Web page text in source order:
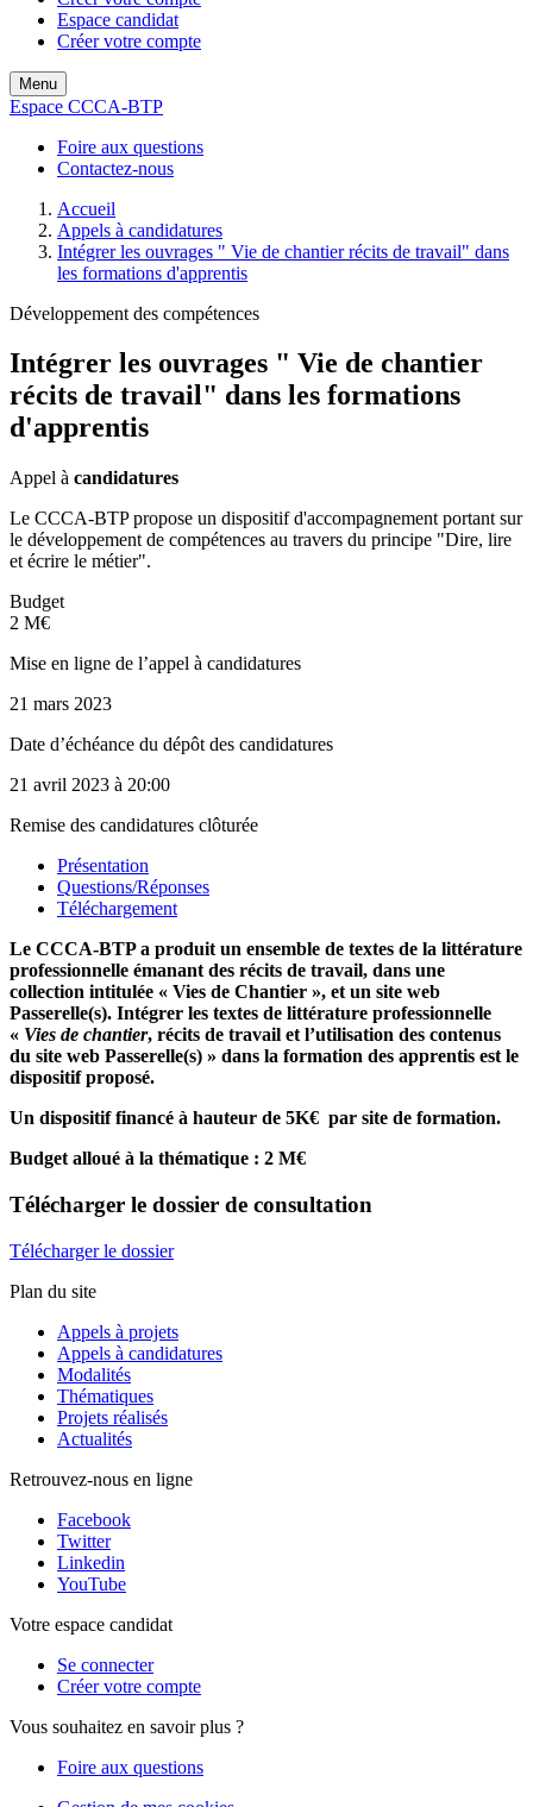
Espace candidat
Créer votre compte
Menu
Espace CCCA-BTP
Foire aux questions
Contactez-nous
Accueil
Appels à candidatures
Intégrer les ouvrages " Vie de chantier récits de travail" dans
les formations d'apprentis
Développement des compétences
Intégrer les ouvrages " Vie de chantier
récits de travail" dans les formations
d'apprentis
Appel à candidatures
Le CCCA-BTP propose un dispositif d'accompagnement portant sur
le développement de compétences au travers du principe "Dire, lire
et écrire le métier".
Budget
2 M€
Mise en ligne de l’appel à candidatures
21 mars 2023
Date d’échéance du dépôt des candidatures
21 avril 2023 à 20:00
Remise des candidatures clôturée
Présentation
Questions/Réponses
Téléchargement
Le CCCA-BTP a produit un ensemble de textes de la littérature
professionnelle émanant des récits de travail, dans une
collection intitulée « Vies de Chantier », et un site web
Passerelle(s). Intégrer les textes de littérature professionnelle
« Vies de chantier, récits de travail et l’utilisation des contenus
du site web Passerelle(s) » dans la formation des apprentis est le
dispositif proposé.
Un dispositif financé à hauteur de 5K€ par site de formation.
Budget alloué à la thématique : 2 M€
Télécharger le dossier de consultation
Télécharger le dossier
Plan du site
Appels à projets
Appels à candidatures
Modalités
Thématiques
Projets réalisés
Actualités
Retrouvez-nous en ligne
Facebook
Twitter
Linkedin
YouTube
Votre espace candidat
Se connecter
Créer votre compte
Vous souhaitez en savoir plus ?
Foire aux questions